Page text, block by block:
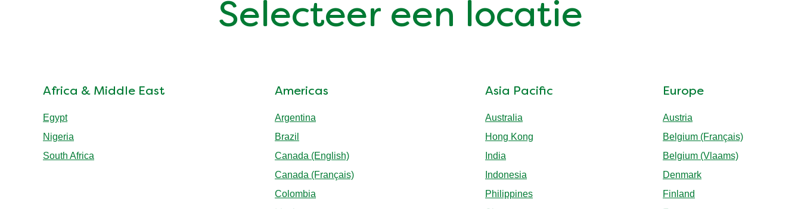
Selecteer een locatie
Africa & Middle East
Egypt
Nigeria
South Africa
Americas
Argentina
Brazil
Canada (English)
Canada (Français)
Colombia
Asia Pacific
Australia
Hong Kong
India
Indonesia
Philippines
Europe
Austria
Belgium (Français)
Belgium (Vlaams)
Denmark
Finland